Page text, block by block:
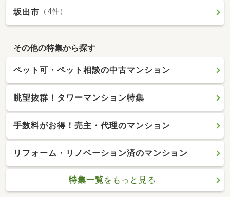
坂出市 （4件）
その他の特集から探す
ペット可・ペット相談の中古マンション
眺望抜群！タワーマンション特集
手数料がお得！売主・代理のマンション
リフォーム・リノベーション済のマンション
特集一覧をもっと見る